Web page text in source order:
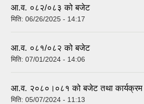
आ.व. ०८२/०८३ को बजेट
मिति: 06/26/2025 - 14:17
आ.व. ०८१/०८२ को बजेट
मिति: 07/01/2024 - 14:06
आ.व. २०८०।०८१ को बजेट तथा कार्यक्रम
मिति: 05/07/2024 - 11:13